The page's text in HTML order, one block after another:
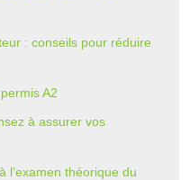
: conseils pour réduire
A2
à assurer vos
l’examen théorique du